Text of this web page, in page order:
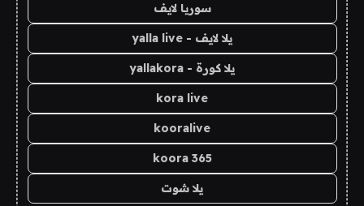
سوريا لايف
يلا لايف - yalla live
يلا كورة - yallakora
kora live
kooralive
koora 365
يلا شوت